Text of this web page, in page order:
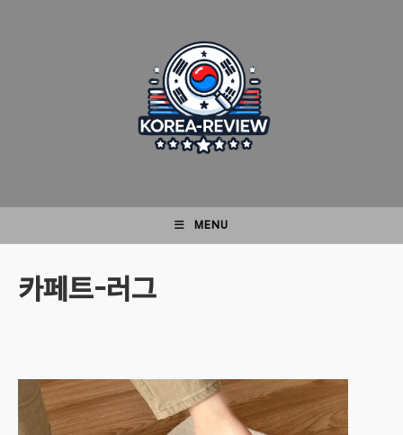
MENU
카페트-러그